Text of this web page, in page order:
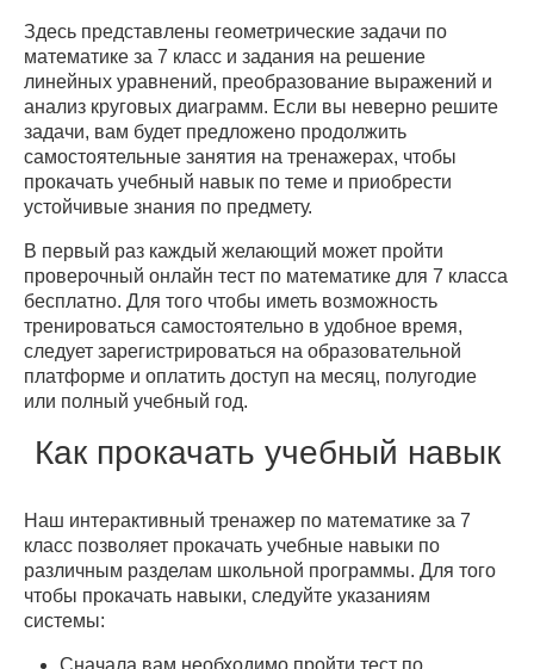
Здесь представлены геометрические задачи по
математике за 7 класс и задания на решение
линейных уравнений, преобразование выражений и
анализ круговых диаграмм. Если вы неверно решите
задачи, вам будет предложено продолжить
самостоятельные занятия на тренажерах, чтобы
прокачать учебный навык по теме и приобрести
устойчивые знания по предмету.
В первый раз каждый желающий может пройти
проверочный онлайн тест по математике для 7 класса
бесплатно. Для того чтобы иметь возможность
тренироваться самостоятельно в удобное время,
следует зарегистрироваться на образовательной
платформе и оплатить доступ на месяц, полугодие
или полный учебный год.
Как прокачать учебный навык
Наш интерактивный тренажер по математике за 7
класс позволяет прокачать учебные навыки по
различным разделам школьной программы. Для того
чтобы прокачать навыки, следуйте указаниям
системы:
Сначала вам необходимо пройти тест по